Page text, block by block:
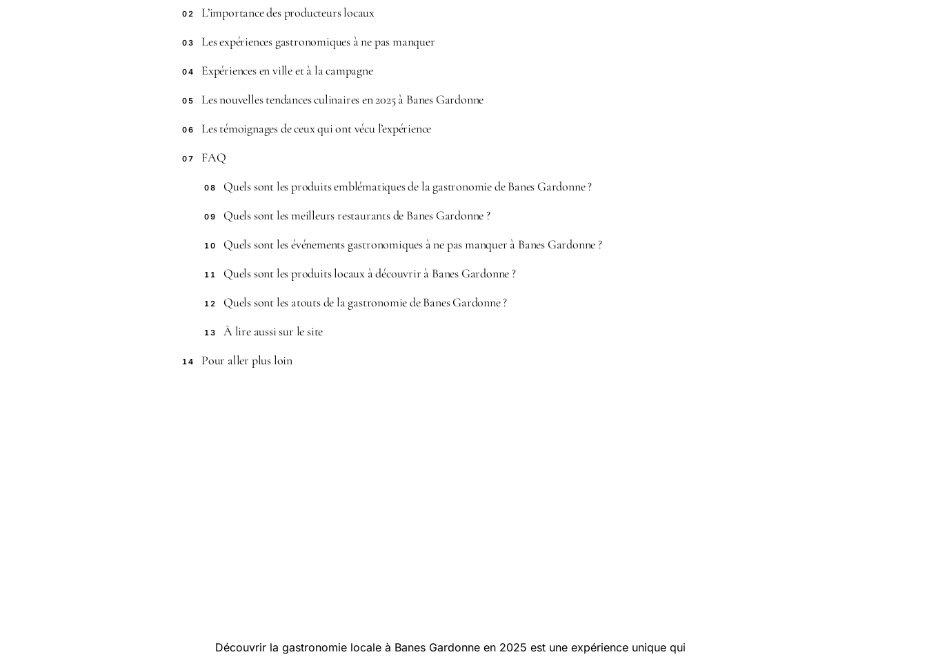
02 L’importance des producteurs locaux
03 Les expériences gastronomiques à ne pas manquer
04 Expériences en ville et à la campagne
05 Les nouvelles tendances culinaires en 2025 à Banes Gardonne
06 Les témoignages de ceux qui ont vécu l’expérience
07 FAQ
08 Quels sont les produits emblématiques de la gastronomie de Banes Gardonne ?
09 Quels sont les meilleurs restaurants de Banes Gardonne ?
10 Quels sont les événements gastronomiques à ne pas manquer à Banes Gardonne ?
11 Quels sont les produits locaux à découvrir à Banes Gardonne ?
12 Quels sont les atouts de la gastronomie de Banes Gardonne ?
13 À lire aussi sur le site
14 Pour aller plus loin
Découvrir la gastronomie locale à Banes Gardonne en 2025 est une expérience unique qui